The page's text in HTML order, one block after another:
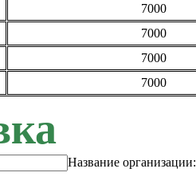
7000
7000
7000
7000
Название организации: